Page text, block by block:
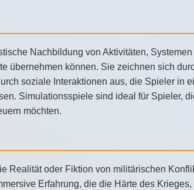
Nachbildung von Aktivitäten,
übernehmen können. Sie zeichnen sich
soziale Interaktionen aus, die Spieler in
Simulationsspiele sind ideal für Spieler,
möchten.
Realität oder Fiktion von militärischen
Erfahrung, die die Härte des